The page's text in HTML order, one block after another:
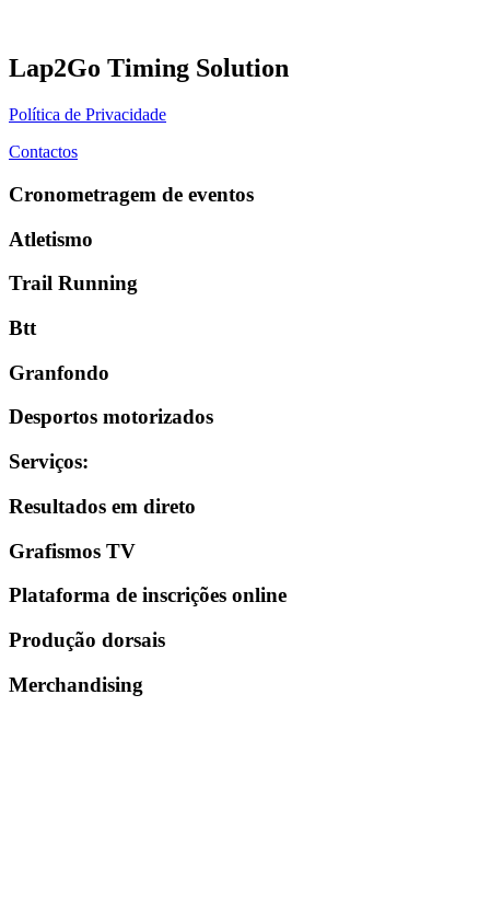
Lap2Go Timing Solution
Política de Privacidade
Contactos
Cronometragem de eventos
Atletismo
Trail Running
Btt
Granfondo
Desportos motorizados
Serviços:
Resultados em direto
Grafismos TV
Plataforma de inscrições online
Produção dorsais
Merchandising